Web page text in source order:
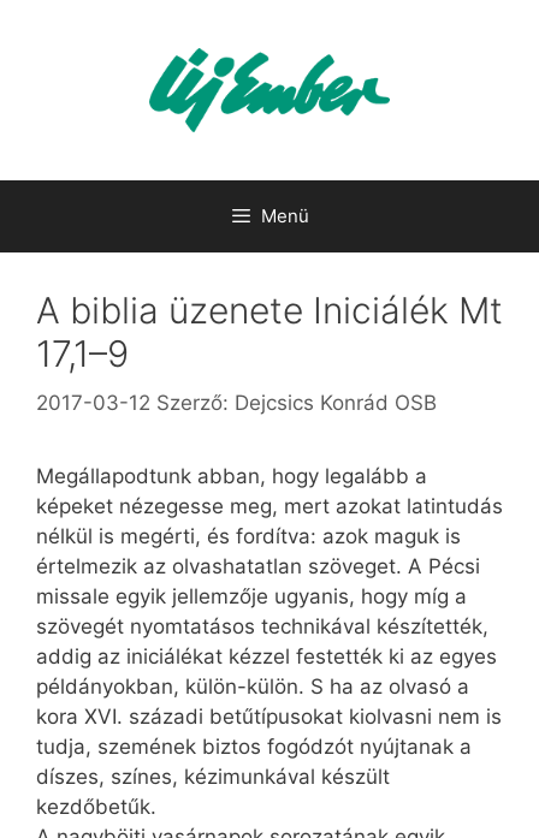
Menü
A biblia üzenete Iniciálék Mt
17,1–9
2017-03-12 Szerző: Dejcsics Konrád OSB
Megállapodtunk abban, hogy legalább a
képeket nézegesse meg, mert azokat latintudás
nélkül is megérti, és fordítva: azok maguk is
értelmezik az olvashatatlan szöveget. A Pécsi
missale egyik jellemzője ugyanis, hogy míg a
szövegét nyomtatásos technikával készítették,
addig az iniciálékat kézzel festették ki az egyes
példányokban, külön-külön. S ha az olvasó a
kora XVI. századi betűtípusokat kiolvasni nem is
tudja, szemének biztos fogódzót nyújtanak a
díszes, színes, kézimunkával készült
kezdőbetűk.